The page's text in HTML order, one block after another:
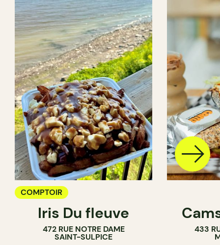
COMPTOIR
Iris Du fleuve
472 RUE NOTRE DAME
SAINT-SULPICE
433